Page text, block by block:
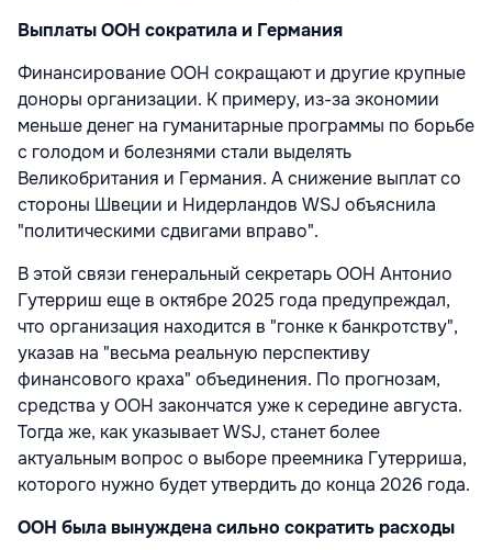
Выплаты ООН сократила и Германия
Финансирование ООН сокращают и другие крупные
доноры организации. К примеру, из-за экономии
меньше денег на гуманитарные программы по борьбе
с голодом и болезнями стали выделять
Великобритания и Германия. А снижение выплат со
стороны Швеции и Нидерландов WSJ объяснила
"политическими сдвигами вправо".
В этой связи генеральный секретарь ООН Антонио
Гутерриш еще в октябре 2025 года предупреждал,
что организация находится в "гонке к банкротству",
указав на "весьма реальную перспективу
финансового краха" объединения. По прогнозам,
средства у ООН закончатся уже к середине августа.
Тогда же, как указывает WSJ, станет более
актуальным вопрос о выборе преемника Гутерриша,
которого нужно будет утвердить до конца 2026 года.
ООН была вынуждена сильно сократить расходы